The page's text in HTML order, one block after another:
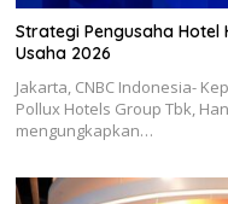
Strategi Pengusaha
Usaha 2026
Jakarta, CNBC Indonesia-
Pollux Hotels Group Tbk,
mengungkapkan…